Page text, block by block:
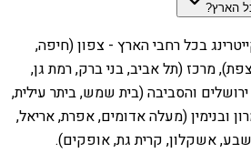
הארץ?
בכל רחבי הארץ - צפון (חיפה,
מרכז (תל אביב, בני ברק, רמת גן,
והסביבה (בית שמש, ביתר עילית,
ובנימין (מעלה אדומים, אפרת, אריאל,
אשקלון, קרית גת, אופקים).